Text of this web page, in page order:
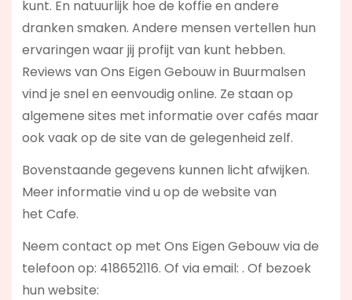
kunt. En natuurlijk hoe de koffie en andere
dranken smaken. Andere mensen vertellen hun
ervaringen waar jij profijt van kunt hebben.
Reviews van Ons Eigen Gebouw in Buurmalsen
vind je snel en eenvoudig online. Ze staan op
algemene sites met informatie over cafés maar
ook vaak op de site van de gelegenheid zelf.
Bovenstaande gegevens kunnen licht afwijken.
Meer informatie vind u op de website van
het Cafe.
Neem contact op met Ons Eigen Gebouw via de
telefoon op: 418652116. Of via email: . Of bezoek
hun website: